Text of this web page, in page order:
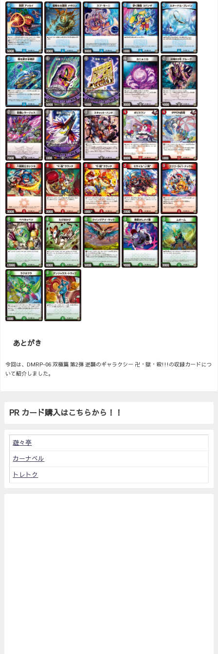
あとがき
今回は、DMRP-06 双極篇 第2弾 逆襲のギャラクシー 卍・獄・殺!!!の収録カードにつ
いて紹介しました。
PR カード購入はこちらから！！
遊々亭
カーナベル
トレトク